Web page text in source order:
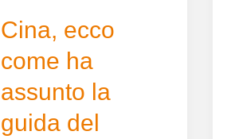
Cina, ecco
come ha
assunto la
guida del
del
in
9